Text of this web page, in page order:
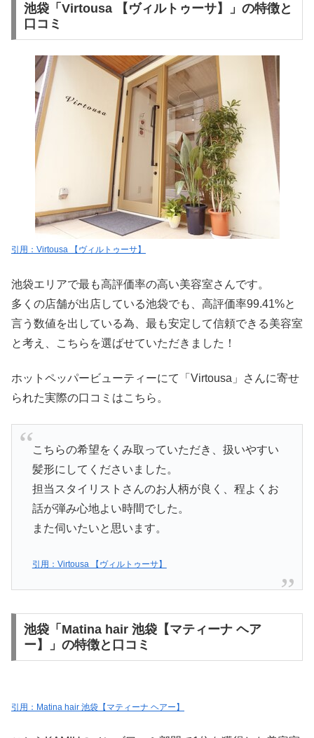
池袋「Virtousa 【ヴィルトゥーサ】」の特徴と
口コミ
引用：Virtousa 【ヴィルトゥーサ】
池袋エリアで最も高評価率の高い美容室さんです。
多くの店舗が出店している池袋でも、高評価率99.41%と
言う数値を出している為、最も安定して信頼できる美容室
と考え、こちらを選ばせていただきました！
ホットペッパービューティーにて「Virtousa」さんに寄せ
られた実際の口コミはこちら。
こちらの希望をくみ取っていただき、扱いやすい
髪形にしてくださいました。
担当スタイリストさんのお人柄が良く、程よくお
話が弾み心地よい時間でした。
また伺いたいと思います。
引用：Virtousa 【ヴィルトゥーサ】
池袋「Matina hair 池袋【マティーナ ヘア
ー】」の特徴と口コミ
引用：Matina hair 池袋【マティーナ ヘアー】